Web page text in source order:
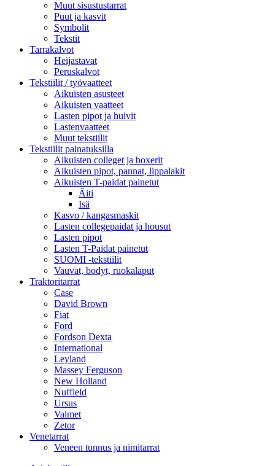
Muut sisustustarrat
Puut ja kasvit
Symbolit
Tekstit
Tarrakalvot
Heijastavat
Peruskalvot
Tekstiilit / työvaatteet
Aikuisten asusteet
Aikuisten vaatteet
Lasten pipot ja huivit
Lastenvaatteet
Muut tekstiilit
Tekstiilit painatuksilla
Aikuisten colleget ja boxerit
Aikuisten pipot, pannat, lippalakit
Aikuisten T-paidat painetut
Äiti
Isä
Kasvo / kangasmaskit
Lasten collegepaidat ja housut
Lasten pipot
Lasten T-Paidat painetut
SUOMI -tekstiilit
Vauvat, bodyt, ruokalaput
Traktoritarrat
Case
David Brown
Fiat
Ford
Fordson Dexta
International
Leyland
Massey Ferguson
New Holland
Nuffield
Ursus
Valmet
Zetor
Venetarrat
Veneen tunnus ja nimitarrat